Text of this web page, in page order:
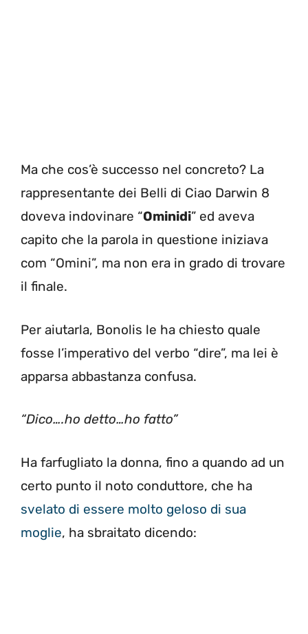
Ma che cos’è successo nel concreto? La
rappresentante dei Belli di Ciao Darwin 8
doveva indovinare “Ominidi” ed aveva
capito che la parola in questione iniziava
com “Omini”, ma non era in grado di trovare
il finale.
Per aiutarla, Bonolis le ha chiesto quale
fosse l’imperativo del verbo “dire”, ma lei è
apparsa abbastanza confusa.
“Dico….ho detto…ho fatto”
Ha farfugliato la donna, fino a quando ad un
certo punto il noto conduttore, che ha
svelato di essere molto geloso di sua
moglie, ha sbraitato dicendo: